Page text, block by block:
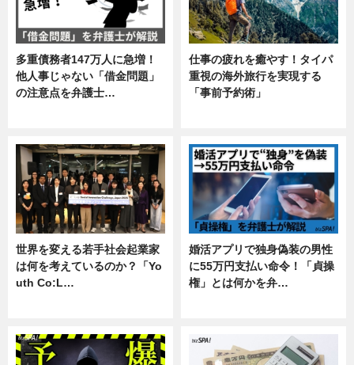
多重債務者147万人に急増！
他人事じゃない「借金問題」
の注意点を弁護士…
仕事の疲れを癒やす！タイパ
重視の海外旅行を実現する
「事前予約術」
世界を変える若手社会起業家
は何を考えているのか？「Yo
uth Co:L…
婚活アプリで独身偽装の男性
に55万円支払い命令！「貞操
権」とは何かを弁…